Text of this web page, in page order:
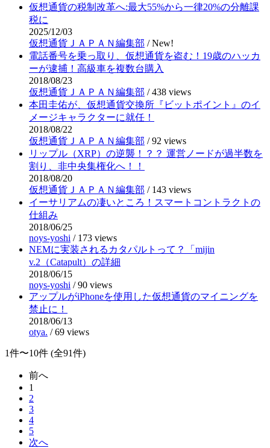
仮想通貨の税制改革へ:最大55%から一律20%の分離課
税に
2025/12/03
仮想通貨ＪＡＰＡＮ編集部 /New!
電話番号を乗っ取り、仮想通貨を盗む！19歳のハッカ
ーが逮捕！高級車を複数台購入
2018/08/23
仮想通貨ＪＡＰＡＮ編集部 /438 views
本田圭佑が、仮想通貨交換所『ビットポイント』のイ
メージキャラクターに就任！
2018/08/22
仮想通貨ＪＡＰＡＮ編集部 /92 views
リップル（XRP）の逆襲！？？ 運営ノードが過半数を
割り、非中央集権化へ！！
2018/08/20
仮想通貨ＪＡＰＡＮ編集部 / 143 views
イーサリアムの凄いところ！スマートコントラクトの
仕組み
2018/06/25
noys-yoshi / 173 views
NEMに実装されるカタパルトって？「mijin
v.2（Catapult）の詳細
2018/06/15
noys-yoshi /90 views
アップルがiPhoneを使用した仮想通貨のマイニングを
禁止に！
2018/06/13
otya. /69 views
1件〜10件 (全91件)
前へ
1
2
3
4
5
次へ